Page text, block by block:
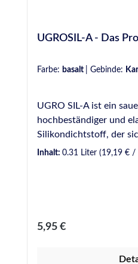
UGROSIL-A - Das
Farbe: basalt Gebinde:
UGRO SIL-A ist ein
hochbeständiger und
Silikondichtstoff, der
Vielseitigkeit beim
auch in Bereichen mit
im Außenbereich, wie
Inhalt: 0.31 Liter (19,19 € /
Regulärer Preis:
5,95 €